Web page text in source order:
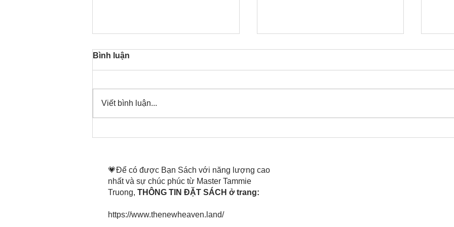
Cô Hoa Duong chia sẻ
Bình luận
Viết bình luận...
💗Để có được Bạn Sách với năng lượng cao
nhất và sự chúc phúc từ Master Tammie
Truong, THÔNG TIN ĐẶT SÁCH ở trang:
https://www.thenewheaven.land/